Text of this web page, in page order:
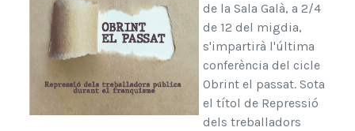
de la Sala Galà, a 2/4
de 12 del migdia,
s'impartirà l'última
conferència del cicle
Obrint el passat. Sota
el títol de Repressió
dels treballadors